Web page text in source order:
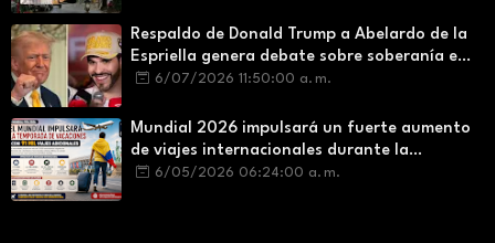
Respaldo de Donald Trump a Abelardo de la
Espriella genera debate sobre soberanía e
influencia internacional
6/07/2026 11:50:00 a. m.
Mundial 2026 impulsará un fuerte aumento
de viajes internacionales durante la
temporada de vacaciones
6/05/2026 06:24:00 a. m.